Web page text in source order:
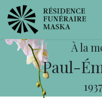
À la
Paul-
1937